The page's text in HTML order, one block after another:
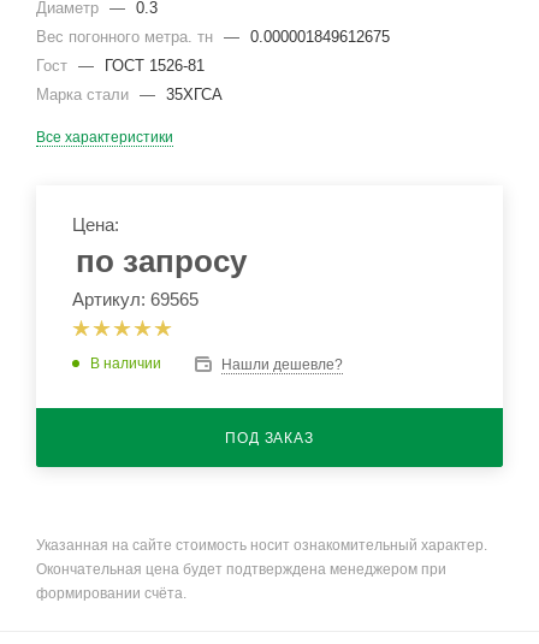
Диаметр — 0.3
Вес погонного метра. тн — 0.000001849612675
Гост —
ГОСТ 1526-81
Марка стали — 35ХГСА
Все характеристики
Цена:
по запросу
Артикул: 69565
В наличии Нашли дешевле?
ПОД ЗАКАЗ
Указанная на сайте стоимость носит ознакомительный характер.
Окончательная цена будет подтверждена менеджером при
формировании счёта.